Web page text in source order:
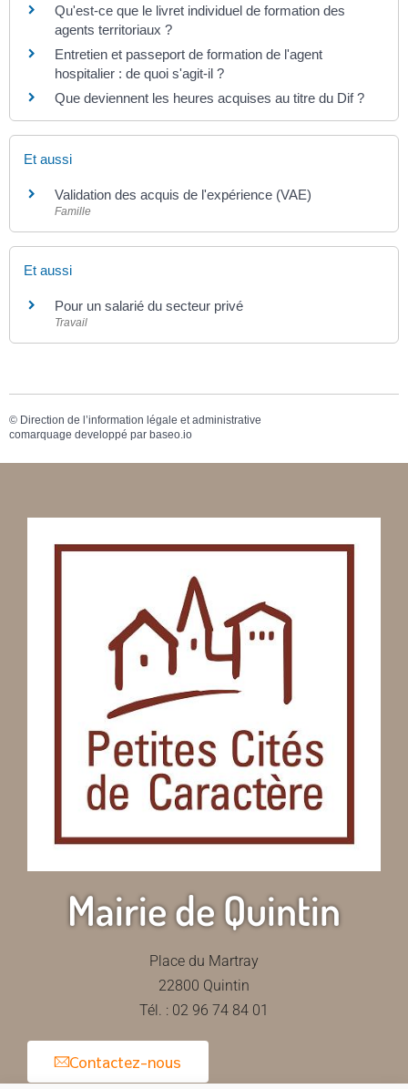
Qu'est-ce que le livret individuel de formation des
agents territoriaux ?
Entretien et passeport de formation de l'agent
hospitalier : de quoi s'agit-il ?
Que deviennent les heures acquises au titre du Dif ?
Et aussi
Validation des acquis de l'expérience (VAE)
Famille
Et aussi
Pour un salarié du secteur privé
Travail
© Direction de l’information légale et administrative
comarquage developpé par baseo.io
Mairie de Quintin
Place du Martray
22800 Quintin
Tél. : 02 96 74 84 01
Contactez-nous